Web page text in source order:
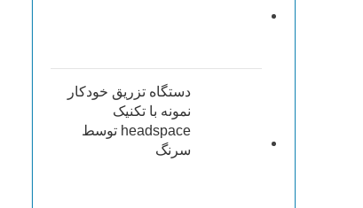
دستگاه تزریق خودکار
نمونه با تکنیک
headspace توسط
سرنگ